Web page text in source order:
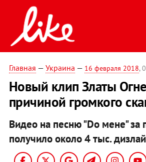
Главная — Украина — 16 февраля 2018,
Новый клип Златы
причиной громкого
Видео на песню "Do мене" за
получило около 4 тыс.